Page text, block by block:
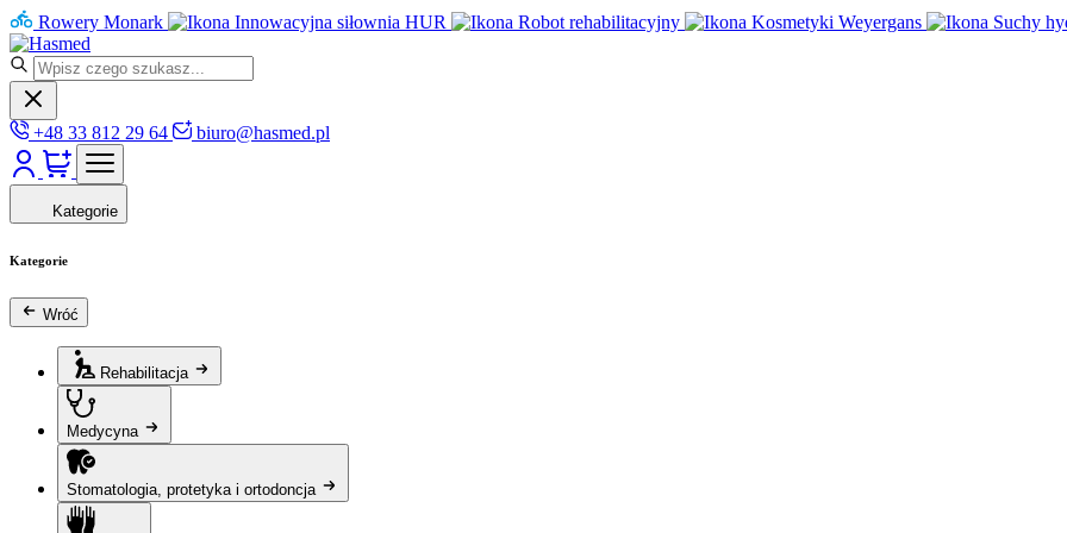
Rowery Monark Innowacyjna siłownia HUR Robot rehabilitacyjny Kosmetyki Weyergans Suchy
+48 33 812 29 64 biuro@hasmed.pl
Kategorie
Kategorie
Wróć
Rehabilitacja
Medycyna
Stomatologia, protetyka i ortodoncja